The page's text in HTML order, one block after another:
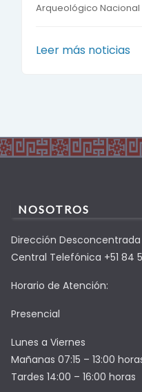
Arqueológico Nacional
Leer más noticias
NOSOTROS
Dirección
Central Telefónica +51 84
Horario de Atención:
Presencial
Lunes a Viernes
Mañanas 07:15 – 13:00
Tardes 14:00 – 16:00 horas